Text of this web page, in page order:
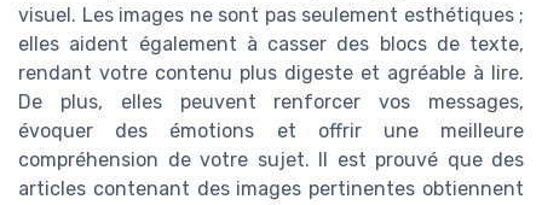
visuel. Les images ne sont pas seulement esthétiques ;
elles aident également à casser des blocs de texte,
rendant votre contenu plus digeste et agréable à lire.
De plus, elles peuvent renforcer vos messages,
évoquer des émotions et offrir une meilleure
compréhension de votre sujet. Il est prouvé que des
articles contenant des images pertinentes obtiennent